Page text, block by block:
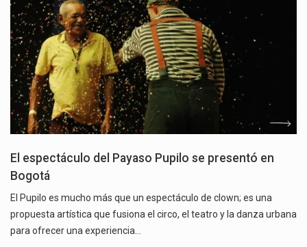
El espectáculo del Payaso Pupilo se presentó en
Bogotá
El Pupilo es mucho más que un espectáculo de clown; es una
propuesta artística que fusiona el circo, el teatro y la danza urbana
para ofrecer una experiencia…